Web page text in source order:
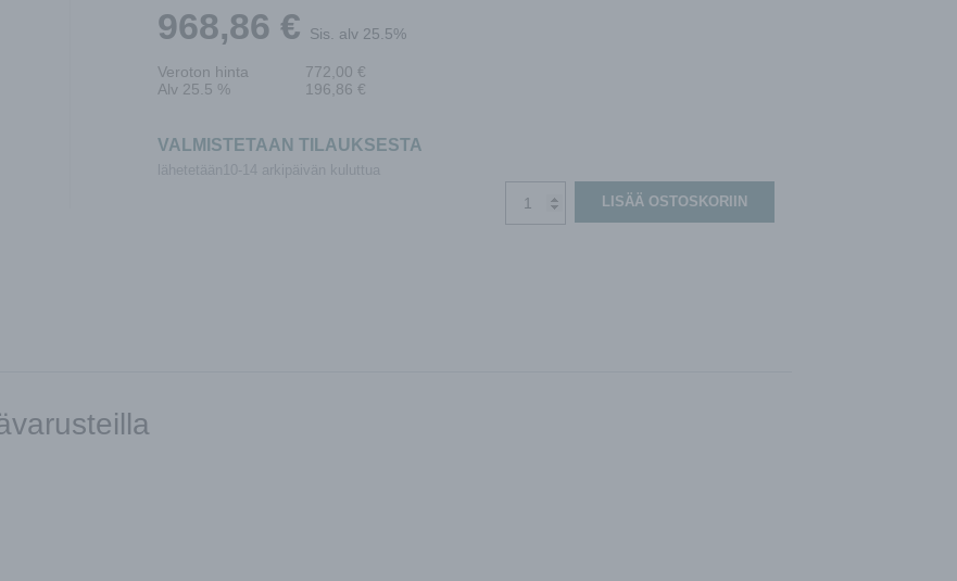
968,86 € Sis. alv 25.5%
Veroton hinta 772,00 €
Alv 25.5 %
196,86 €
VALMISTETAAN TILAUKSESTA
lähetetään10-14 arkipäivän kuluttua
lämmönsiirrin,
LISÄÄ OSTOSKORIIN